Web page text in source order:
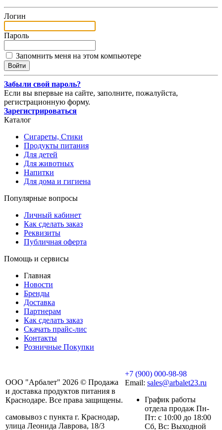
Логин
Пароль
Запомнить меня на этом компьютере
Забыли свой пароль?
Если вы впервые на сайте, заполните, пожалуйста,
регистрационную форму.
Зарегистрироваться
Каталог
Сигареты, Стики
Продукты питания
Для детей
Для животных
Напитки
Для дома и гигиена
Популярные вопросы
Личный кабинет
Как сделать заказ
Реквизиты
Публичная оферта
Помощь и сервисы
Главная
Новости
Бренды
Доставка
Партнерам
Как сделать заказ
Скачать прайс-лис
Контакты
Розничные Покупки
ООО "Арбалет" 2026 © Продажа
и доставка продуктов питания в
Краснодаре. Все права защищены.
самовывоз с пункта г. Краснодар,
улица Леонида Лаврова, 18/3
+7 (900) 000-98-98
Email: sales@arbalet23.ru
График работы
отдела продаж Пн-
Пт: с 10:00 до 18:00
Сб, Вс: Выходной